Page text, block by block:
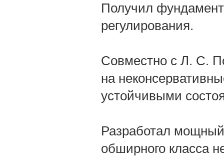
Получил
регулирования.
Совместно с Л. С.
на
устойчивыми
Разработал
обширного класса